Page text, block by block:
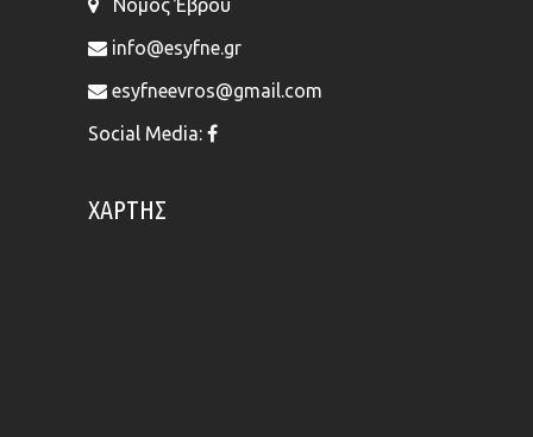
Νομός Έβρου
info@esyfne.gr
esyfneevros@gmail.com
Social Media:
ΧΆΡΤΗΣ